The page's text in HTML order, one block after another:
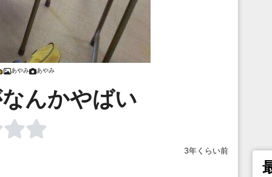
あやみ あやみ
んかやばい
3年くらい前